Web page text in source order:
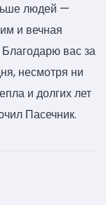
людей —
и вечная
вас за
несмотря ни
и долгих лет
Пасечник.